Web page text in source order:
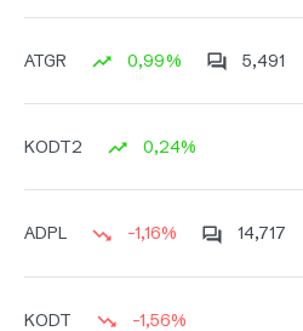
ATGR 0,99% 5,491
KODT2 0,24%
ADPL -1,16% 14,717
KODT -1,56%